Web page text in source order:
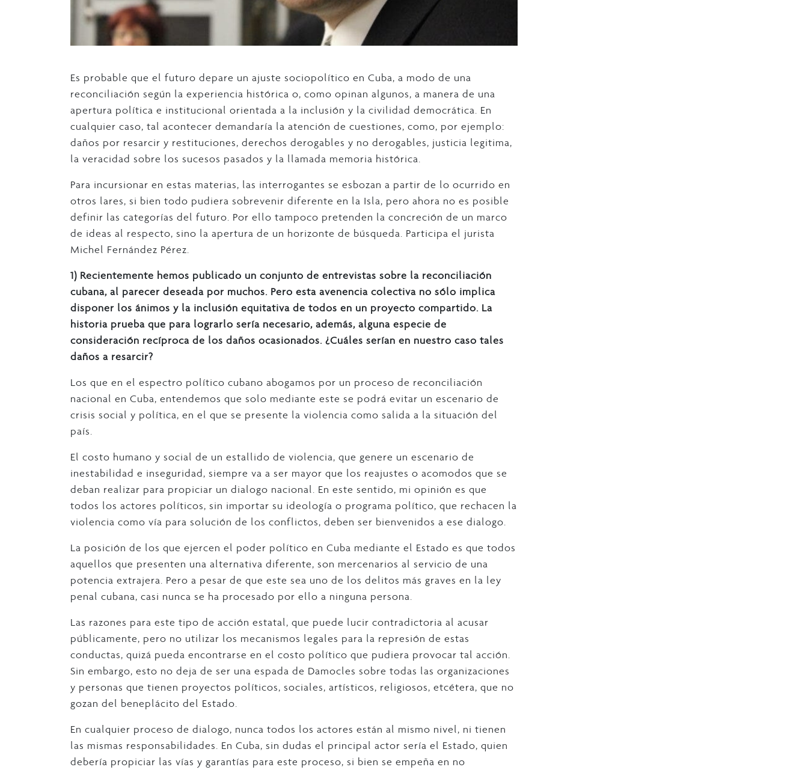
Es probable que el futuro depare un ajuste sociopolítico en Cuba, a modo de una
reconciliación según la experiencia histórica o, como opinan algunos, a manera de una
apertura política e institucional orientada a la inclusión y la civilidad democrática. En
cualquier caso, tal acontecer demandaría la atención de cuestiones, como, por ejemplo:
daños por resarcir y restituciones, derechos derogables y no derogables, justicia legitima,
la veracidad sobre los sucesos pasados y la llamada memoria histórica.
Para incursionar en estas materias, las interrogantes se esbozan a partir de lo ocurrido en
otros lares, si bien todo pudiera sobrevenir diferente en la Isla, pero ahora no es posible
definir las categorías del futuro. Por ello tampoco pretenden la concreción de un marco
de ideas al respecto, sino la apertura de un horizonte de búsqueda. Participa el jurista
Michel Fernández Pérez.
1) Recientemente hemos publicado un conjunto de entrevistas sobre la reconciliación
cubana, al parecer deseada por muchos. Pero esta avenencia colectiva no sólo implica
disponer los ánimos y la inclusión equitativa de todos en un proyecto compartido. La
historia prueba que para lograrlo sería necesario, además, alguna especie de
consideración recíproca de los daños ocasionados. ¿Cuáles serían en nuestro caso tales
daños a resarcir?
Los que en el espectro político cubano abogamos por un proceso de reconciliación
nacional en Cuba, entendemos que solo mediante este se podrá evitar un escenario de
crisis social y política, en el que se presente la violencia como salida a la situación del
país.
El costo humano y social de un estallido de violencia, que genere un escenario de
inestabilidad e inseguridad, siempre va a ser mayor que los reajustes o acomodos que se
deban realizar para propiciar un dialogo nacional. En este sentido, mi opinión es que
todos los actores políticos, sin importar su ideología o programa político, que rechacen la
violencia como vía para solución de los conflictos, deben ser bienvenidos a ese dialogo.
La posición de los que ejercen el poder político en Cuba mediante el Estado es que todos
aquellos que presenten una alternativa diferente, son mercenarios al servicio de una
potencia extrajera. Pero a pesar de que este sea uno de los delitos más graves en la ley
penal cubana, casi nunca se ha procesado por ello a ninguna persona.
Las razones para este tipo de acción estatal, que puede lucir contradictoria al acusar
públicamente, pero no utilizar los mecanismos legales para la represión de estas
conductas, quizá pueda encontrarse en el costo político que pudiera provocar tal acción.
Sin embargo, esto no deja de ser una espada de Damocles sobre todas las organizaciones
y personas que tienen proyectos políticos, sociales, artísticos, religiosos, etcétera, que no
gozan del beneplácito del Estado.
En cualquier proceso de dialogo, nunca todos los actores están al mismo nivel, ni tienen
las mismas responsabilidades. En Cuba, sin dudas el principal actor sería el Estado, quien
debería propiciar las vías y garantías para este proceso, si bien se empeña en no